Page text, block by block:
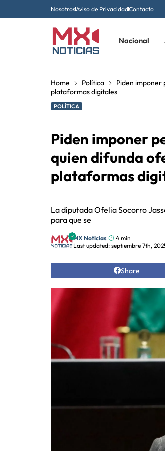
NosotrosAviso de PrivacidadContacto
Nacional
Home Política
Piden imponer
plataformas digitales
POLÍTICA
Piden imponer
quien difunda
plataformas
La diputada Ofelia Socorro
para que se
MX Noticias
4 min
Last updated: septiembre 7th,
Share